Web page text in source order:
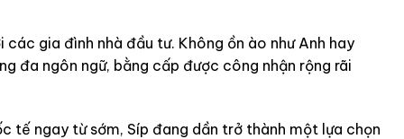
gia đình nhà đầu tư. Không ồn ào như Anh hay
đa ngôn ngữ, bằng cấp được công nhận rộng rãi
tế ngay từ sớm, Síp đang dần trở thành một lựa chọn